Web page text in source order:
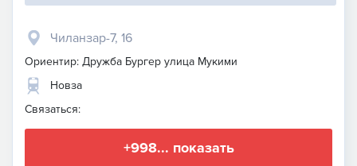
Чиланзар-7, 16
Ориентир: Дружба Бургер улица Мукими
Новза
Связаться:
+998... показать